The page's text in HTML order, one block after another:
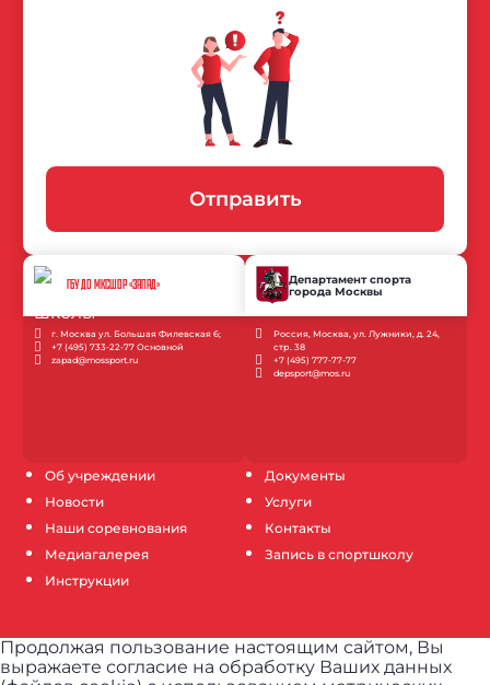
Об учреждении
Новости
Наши соревнования
Медиагалерея
Инструкции
Документы
Услуги
Контакты
Запись в спортшколу
Отправить
ГБУ ДО МКСШОР «ЗАПАД»
г. Москва ул. Большая Филевская 6;
+7 (495) 733-22-77 Основной
zapad@mossport.ru
Департамент спорта
города Москвы
Россия, Москва, ул. Лужники, д. 24,
стр. 38
+7 (495) 777-77-77
depsport@mos.ru
Продолжая пользование настоящим сайтом, Вы
выражаете согласие на обработку Ваших данных